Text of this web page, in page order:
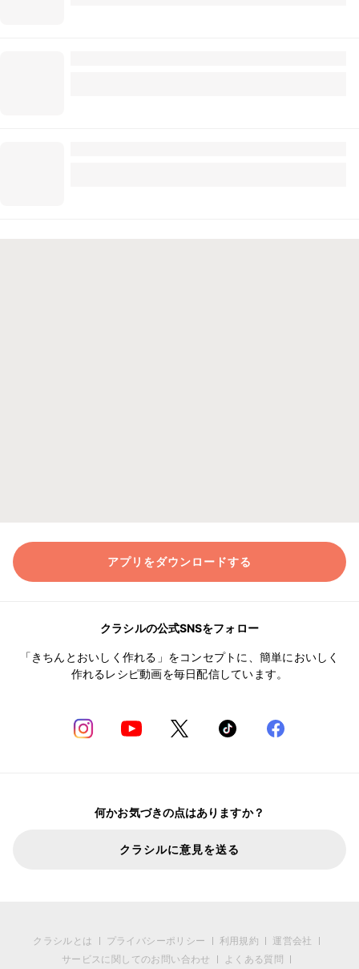
アプリをダウンロードする
クラシルの公式SNSをフォロー
「きちんとおいしく作れる」をコンセプトに、簡単においしく
作れるレシピ動画を毎日配信しています。
何かお気づきの点はありますか？
クラシルに意見を送る
クラシルとは プライバシーポリシー 利用規約
運営会社
サービスに関してのお問い合わせ
よくある質問